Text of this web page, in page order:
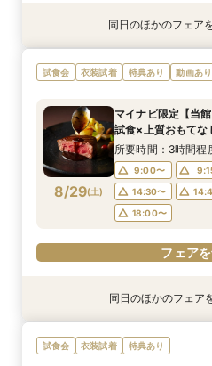
特典あり
8/28(金)
【10名～におすす
ン×おもてなし体験
10:00〜
12:00〜
15:00〜
フェアを
衣装試着 特典あり
8/28(金)
【大切な家族のペ
ペットW安心相談会
10:00〜
12:00〜
15:00〜
フェアを
衣装試着 特典あり
8/28(金)
＜初めての式場見
たり相談＆見学会
10:00〜
12:00〜
15:00〜
フェアを
8/28(金)
【遠方の方◎オン
豪華5大特典付き
10:00〜
12:00〜
15:00〜
フェアを
同日のほかのフェア
試食会 衣装試着 特典あり 動画あり
8/29(土)
マイナビ限定【当
試食×上質おもてな
所要時間：3時間程
9:00〜
14:30〜
18:00〜
フェア
衣装試着 特典あり 動画あり
＜初めての式場見
たり相談＆見学会
衣装試着 特典あり
【10名～におすす
食×おもてなし体験
衣装試着 特典あり
大好評♪ペット婚【
W*相談会
【遠方の方◎オン
豪華5大特典付き
衣装試着 特典あり
【料理重視の方◎
てなし料理特典
衣装試着 特典あり
「即決ナシ」予算
人気ドレス優待付
同日のほかのフェア
試食会 衣装試着 特典あり